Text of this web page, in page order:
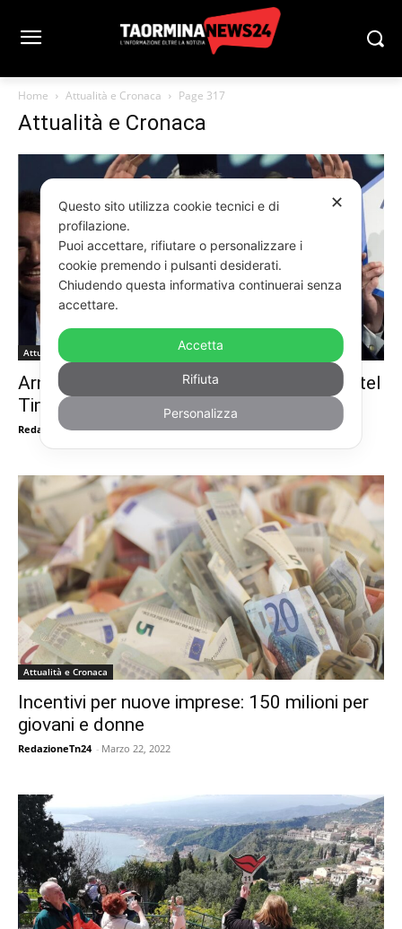
Home Attualità e Cronaca Page 317
Attualità e Cronaca
Attualità e Cronaca
Arnault “immortale”: il proprietario dell’hotel
Timeo guiderà LVMH sino a 80 anni
RedazioneTn24 -Marzo 22, 2022
Attualità e Cronaca
Incentivi per nuove imprese: 150 milioni per
giovani e donne
RedazioneTn24 - Marzo 22, 2022
✕
Questo sito utilizza cookie tecnici e di
profilazione.
Puoi accettare, rifiutare o personalizzare i
cookie premendo i pulsanti desiderati.
Chiudendo questa informativa continuerai senza
accettare.
Accetta
Rifiuta
Personalizza